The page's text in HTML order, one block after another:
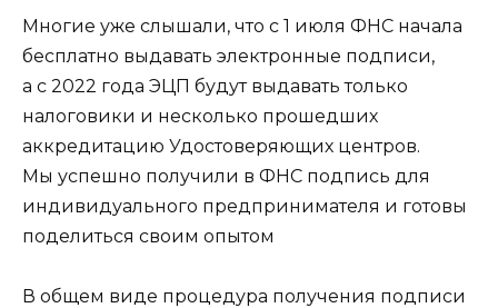
Многие уже слышали, что с 1 июля ФНС начала
бесплатно выдавать электронные подписи,
а с 2022 года ЭЦП будут выдавать только
налоговики и несколько прошедших
аккредитацию Удостоверяющих центров.
Мы успешно получили в ФНС подпись для
индивидуального предпринимателя и готовы
поделиться своим опытом
В общем виде процедура получения подписи